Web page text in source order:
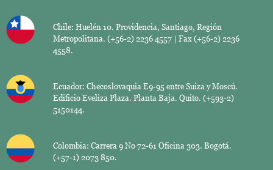
Chile: Huelén 10. Providencia, Santiago, Región
Metropolitana. (+56-2) 2236 4557 | Fax (+56-2) 2236
4558.
Ecuador: Checoslovaquia E9-95 entre Suiza y Moscú.
Edificio Eveliza Plaza. Planta Baja. Quito. (+593-2)
5150144.
Colombia: Carrera 9 No 72-61 Oficina 303. Bogotá.
(+57-1) 2073 850.